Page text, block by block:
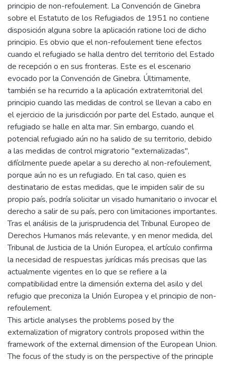
principio de non-refoulement. La Convención de Ginebra
sobre el Estatuto de los Refugiados de 1951 no contiene
disposición alguna sobre la aplicación ratione loci de dicho
principio. Es obvio que el non-refoulement tiene efectos
cuando el refugiado se halla dentro del territorio del Estado
de recepción o en sus fronteras. Este es el escenario
evocado por la Convención de Ginebra. Últimamente,
también se ha recurrido a la aplicación extraterritorial del
principio cuando las medidas de control se llevan a cabo en
el ejercicio de la jurisdicción por parte del Estado, aunque el
refugiado se halle en alta mar. Sin embargo, cuando el
potencial refugiado aún no ha salido de su territorio, debido
a las medidas de control migratorio "externalizadas",
difícilmente puede apelar a su derecho al non-refoulement,
porque aún no es un refugiado. En tal caso, quien es
destinatario de estas medidas, que le impiden salir de su
propio país, podría solicitar un visado humanitario o invocar el
derecho a salir de su país, pero con limitaciones importantes.
Tras el análisis de la jurisprudencia del Tribunal Europeo de
Derechos Humanos más relevante, y en menor medida, del
Tribunal de Justicia de la Unión Europea, el artículo confirma
la necesidad de respuestas jurídicas más precisas que las
actualmente vigentes en lo que se refiere a la
compatibilidad entre la dimensión externa del asilo y del
refugio que preconiza la Unión Europea y el principio de non-
refoulement.
This article analyses the problems posed by the
externalization of migratory controls proposed within the
framework of the external dimension of the European Union.
The focus of the study is on the perspective of the principle